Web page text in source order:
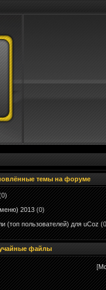
темы на форуме
2013 (0)
(топ пользователей) для uCoz
файлы
[